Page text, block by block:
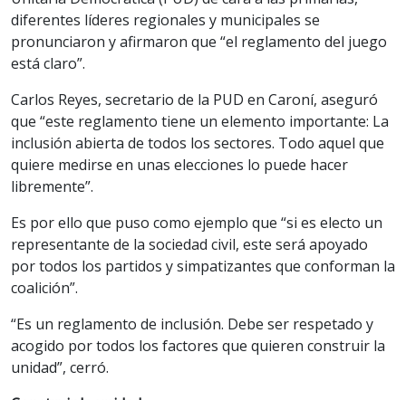
diferentes líderes regionales y municipales se
pronunciaron y afirmaron que “el reglamento del juego
está claro”.
Carlos Reyes, secretario de la PUD en Caroní, aseguró
que “este reglamento tiene un elemento importante: La
inclusión abierta de todos los sectores. Todo aquel que
quiere medirse en unas elecciones lo puede hacer
libremente”.
Es por ello que puso como ejemplo que “si es electo un
representante de la sociedad civil, este será apoyado
por todos los partidos y simpatizantes que conforman la
coalición”.
“Es un reglamento de inclusión. Debe ser respetado y
acogido por todos los factores que quieren construir la
unidad”, cerró.